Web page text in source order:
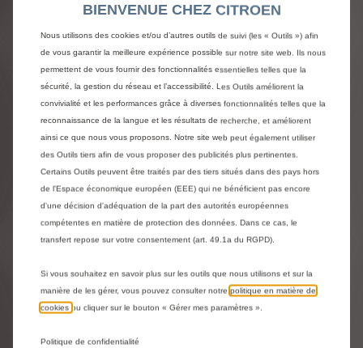
Code 9858801280
PORTE-VELOS SUR ATTELAGE -
2 VELOS
Livraison :14/08
980,16€
Price
is
980,16
Quantity
updated
to:
BIENVENUE CHEZ CITROEN
Nous utilisons des cookies et/ou d’autres outils de suivi (les « Outils ») afin
de vous garantir la meilleure expérience possible sur notre site web. Ils nous
permettent de vous fournir des fonctionnalités essentielles telles que la
sécurité, la gestion du réseau et l’accessibilité. Les Outils améliorent la
convivialité et les performances grâce à diverses fonctionnalités telles que la
reconnaissance de la langue et les résultats de recherche, et améliorent
ainsi ce que nous vous proposons. Notre site web peut également utiliser
des Outils tiers afin de vous proposer des publicités plus pertinentes.
Certains Outils peuvent être traités par des tiers situés dans des pays hors
de l'Espace économique européen (EEE) qui ne bénéficient pas encore
d'une décision d'adéquation de la part des autorités européennes
compétentes en matière de protection des données. Dans ce cas, le
transfert repose sur votre consentement (art. 49.1a du RGPD).
Si vous souhaitez en savoir plus sur les outils que nous utilisons et sur la
manière de les gérer, vous pouvez consulter notrepolitique en matière de
cookiesou cliquer sur le bouton « Gérer mes paramètres ».
Politique de confidentialité